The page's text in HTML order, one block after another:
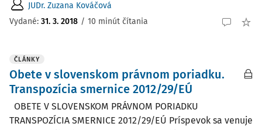
JUDr. Zuzana Kováčová
Vydané: 31. 3. 2018 / 10 minút čítania
ČLÁNKY
Obete v slovenskom právnom poriadku.
Transpozícia smernice 2012/29/EÚ
OBETE V SLOVENSKOM PRÁVNOM PORIADKU
TRANSPOZÍCIA SMERNICE 2012/29/EÚ Príspevok sa venuje